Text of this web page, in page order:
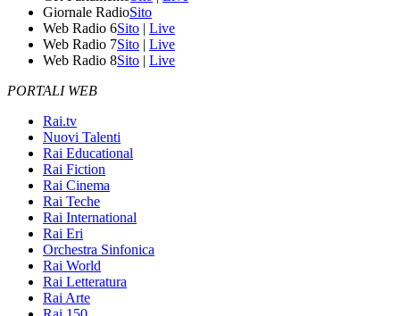
Giornale RadioSito
Web Radio 6Sito | Live
Web Radio 7Sito | Live
Web Radio 8Sito | Live
PORTALI WEB
Rai.tv
Nuovi Talenti
Rai Educational
Rai Fiction
Rai Cinema
Rai Teche
Rai International
Rai Eri
Orchestra Sinfonica
Rai World
Rai Letteratura
Rai Arte